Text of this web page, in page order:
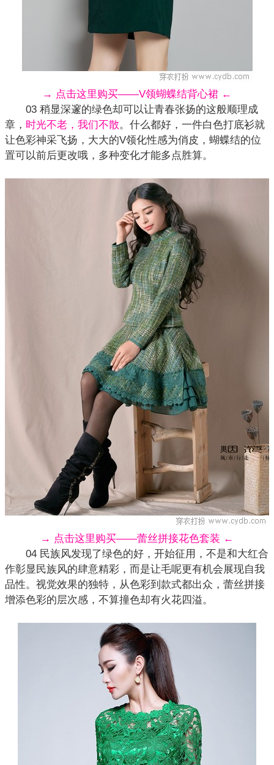
→ 点击这里购买——V领蝴蝶结背心裙 ←
03 稍显深邃的绿色却可以让青春张扬的这般顺理成
章， 时光不老，我们不散。什么都好，一件白色打底衫就
让色彩神采飞扬，大大的V领化性感为俏皮，蝴蝶结的位
置可以前后更改哦，多种变化才能多点胜算。
→ 点击这里购买——蕾丝拼接花色套装 ←
04 民族风发现了绿色的好，开始征用，不是和大红合
作彰显 民族风的肆意精彩，而是让毛呢更有机会展现自我
品性。视觉效果的独特，从色彩到款式都出众，蕾丝拼接
增添色彩的层次感，不算撞色却有火花四溢。